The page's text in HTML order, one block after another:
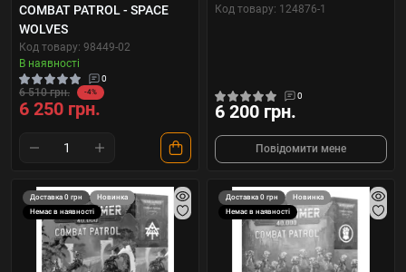
COMBAT PATROL - SPACE
WOLVES
Код товару: 98449-02
В наявності
0
6 510 грн. -4%
6 250 грн.
Код товару: 124876-1
0
6 200 грн.
Повідомити мене
Доставка 0 грн
Новинка
Немає в наявності
Доставка 0 грн
Новинка
Немає в наявності